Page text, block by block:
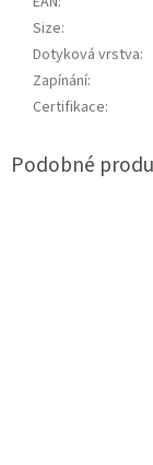
Size:
Dotyková vrstva:
Zapínání:
Certifikace: